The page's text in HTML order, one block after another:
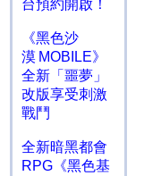
台預約開啟！
《黑色沙
漠 MOBILE》
全新「噩夢」
改版享受刺激
戰鬥
全新暗黑都會
RPG《黑色基